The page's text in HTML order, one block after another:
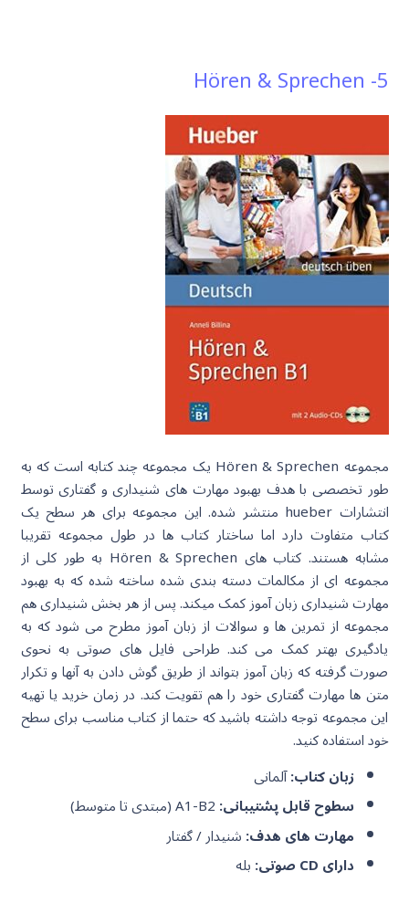
5- Hören & Sprechen
مجموعه Hören & Sprechen یک مجموعه چند کتابه است که به
طور تخصصی با هدف بهبود مهارت های شنیداری و گفتاری توسط
انتشارات hueber منتشر شده. این مجموعه برای هر سطح یک
کتاب متفاوت دارد اما ساختار کتاب ها در طول مجموعه تقریبا
مشابه هستند. کتاب های Hören & Sprechen به طور کلی از
مجموعه ای از مکالمات دسته بندی شده ساخته شده که به بهبود
مهارت شنیداری زبان آموز کمک میکند. پس از هر بخش شنیداری هم
مجموعه از تمرین ها و سوالات از زبان آموز مطرح می شود که به
یادگیری بهتر کمک می کند. طراحی فایل های صوتی به نحوی
صورت گرفته که زبان آموز بتواند از طریق گوش دادن به آنها و تکرار
متن ها مهارت گفتاری خود را هم تقویت کند. در زمان خرید یا تهیه
این مجموعه توجه داشته باشید که حتما از کتاب مناسب برای سطح
خود استفاده کنید.
زبان کتاب:آلمانی
سطوح قابل پشتیبانی:
مهارت های هدف:شنیدار / گفتار
دارای CD صوتی:
بله